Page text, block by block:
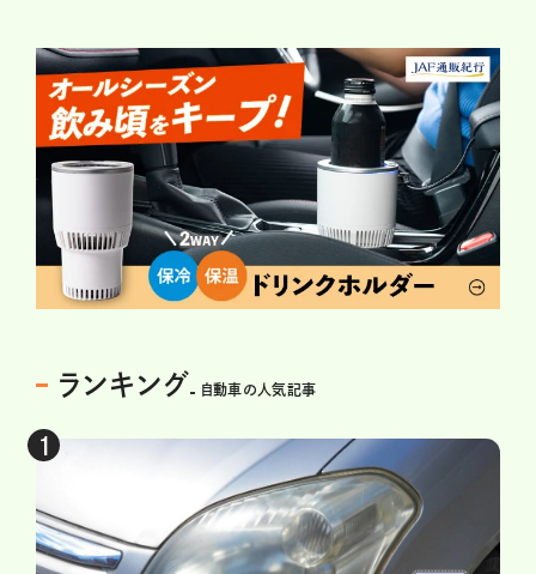
ランキング 自動車の人気記事